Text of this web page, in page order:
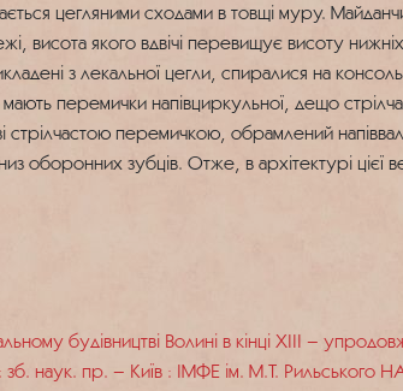
цегляними сходами в товщі муру.
висота якого вдвічі перевищує висоту
з лекальної цегли, спиралися на
перемички напівциркульної, дещо
стрілчастою перемичкою, обрамлений
зубців. Отже, в архітектурі цієї
будівництві Волині в кінці XIII –
: зб. наук. пр. – Київ : ІМФЕ ім. М.Т.